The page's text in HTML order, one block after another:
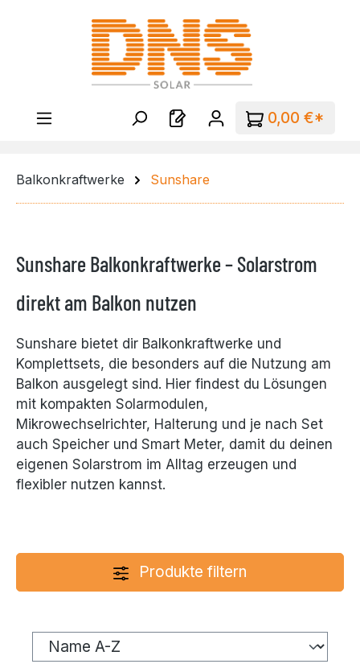
Zum Hauptinhalt springen
0,00 €*
Balkonkraftwerke Sunshare
Sunshare Balkonkraftwerke – Solarstrom
direkt am Balkon nutzen
Sunshare bietet dir Balkonkraftwerke und
Komplettsets, die besonders auf die Nutzung am
Balkon ausgelegt sind. Hier findest du Lösungen
mit kompakten Solarmodulen,
Mikrowechselrichter, Halterung und je nach Set
auch Speicher und Smart Meter, damit du deinen
eigenen Solarstrom im Alltag erzeugen und
flexibler nutzen kannst.
Produkte filtern